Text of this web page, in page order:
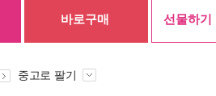
바로구매 선물하기
중고로 팔기